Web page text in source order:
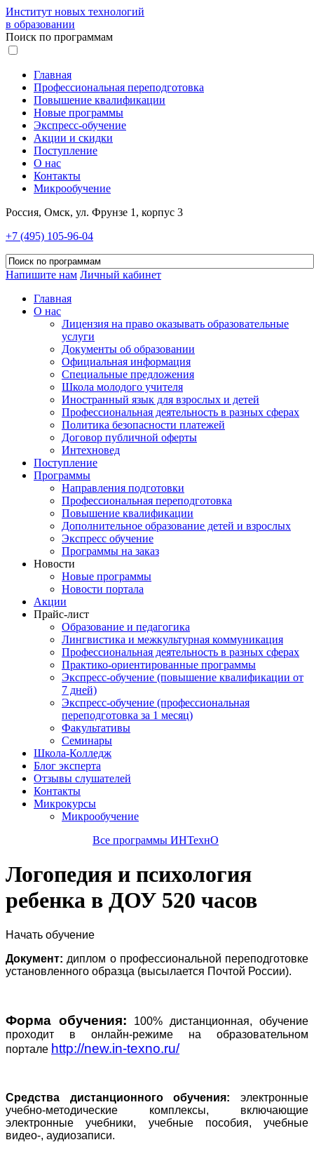
Институт новых технологий
в образовании
Поиск по программам
Главная
Профессиональная переподготовка
Повышение квалификации
Новые программы
Экспресс-обучение
Акции и скидки
Поступление
О нас
Контакты
Микрообучение
Россия, Омск, ул. Фрунзе 1, корпус 3
+7 (495) 105-96-04
Напишите нам Личный кабинет
Главная
О нас
Лицензия на право оказывать образовательные
услуги
Документы об образовании
Официальная информация
Специальные предложения
Школа молодого учителя
Иностранный язык для взрослых и детей
Профессиональная деятельность в разных сферах
Политика безопасности платежей
Договор публичной оферты
Интехновед
Поступление
Программы
Направления подготовки
Профессиональная переподготовка
Повышение квалификации
Дополнительное образование детей и взрослых
Экспресс обучение
Программы на заказ
Новости
Новые программы
Новости портала
Акции
Прайс-лист
Образование и педагогика
Лингвистика и межкультурная коммуникация
Профессиональная деятельность в разных сферах
Практико-ориентированные программы
Экспресс-обучение (повышение квалификации от
7 дней)
Экспресс-обучение (профессиональная
переподготовка за 1 месяц)
Факультативы
Семинары
Школа-Колледж
Блог эксперта
Отзывы слушателей
Контакты
Микрокурсы
Микрообучение
Все программы ИНТехнО
Логопедия и психология
ребенка в ДОУ 520 часов
Начать обучение
Документ: диплом о профессиональной переподготовке
установленного образца (высылается Почтой России).
Форма обучения: 100% дистанционная, обучение
проходит в онлайн-режиме на образовательном
портале http://new.in-texno.ru/
Средства дистанционного обучения: электронные
учебно-методические комплексы, включающие
электронные учебники, учебные пособия, учебные
видео-, аудиозаписи.